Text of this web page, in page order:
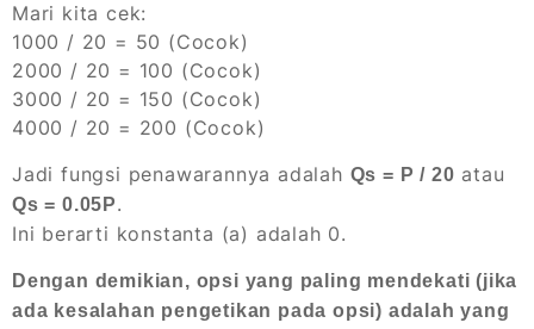
Mari kita cek:
1000 / 20 = 50 (Cocok)
2000 / 20 = 100 (Cocok)
3000 / 20 = 150 (Cocok)
4000 / 20 = 200 (Cocok)
Jadi fungsi penawarannya adalah Qs = P / 20 atau
Qs = 0.05P.
Ini berarti konstanta (a) adalah 0.
Dengan demikian, opsi yang paling mendekati (jika
ada kesalahan pengetikan pada opsi) adalah yang